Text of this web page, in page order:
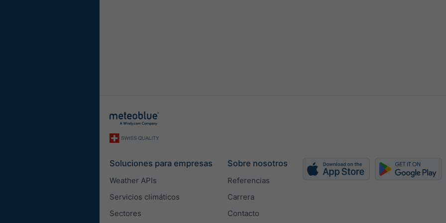
Soluciones para empresas
Weather APIs
Servicios climáticos
Sectores
Sobre nosotros
Referencias
Carrera
Contacto